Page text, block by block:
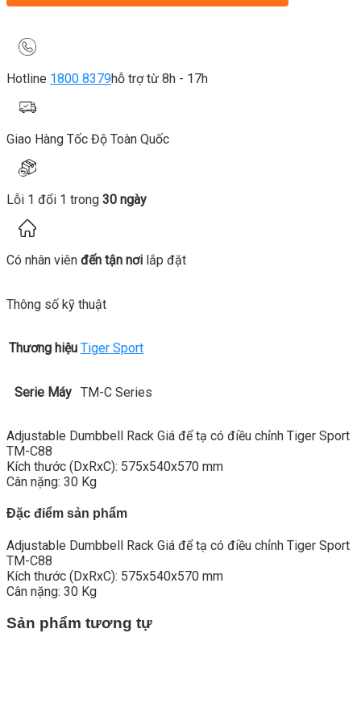
Hotline 1800 8379hỗ trợ từ 8h - 17h
Giao Hàng Tốc Độ Toàn Quốc
Lỗi 1 đổi 1 trong 30 ngày
Có nhân viên đến tận nơi lắp đặt
Thông số kỹ thuật
Thương hiệu Tiger Sport
Serie Máy TM-C Series
Adjustable Dumbbell Rack Giá để tạ có điều chỉnh Tiger Sport
TM-C88
Kích thước (DxRxC): 575x540x570 mm
Cân nặng: 30 Kg
Đặc điểm sản phẩm
Adjustable Dumbbell Rack Giá để tạ có điều chỉnh Tiger Sport
TM-C88
Kích thước (DxRxC): 575x540x570 mm
Cân nặng: 30 Kg
Sản phẩm tương tự